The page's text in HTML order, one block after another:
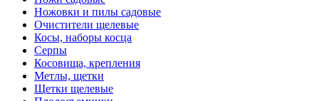
Ножовки и пилы садовые
Очистители щелевые
Косы, наборы косца
Серпы
Косовища, крепления
Метлы, щетки
Щетки щелевые